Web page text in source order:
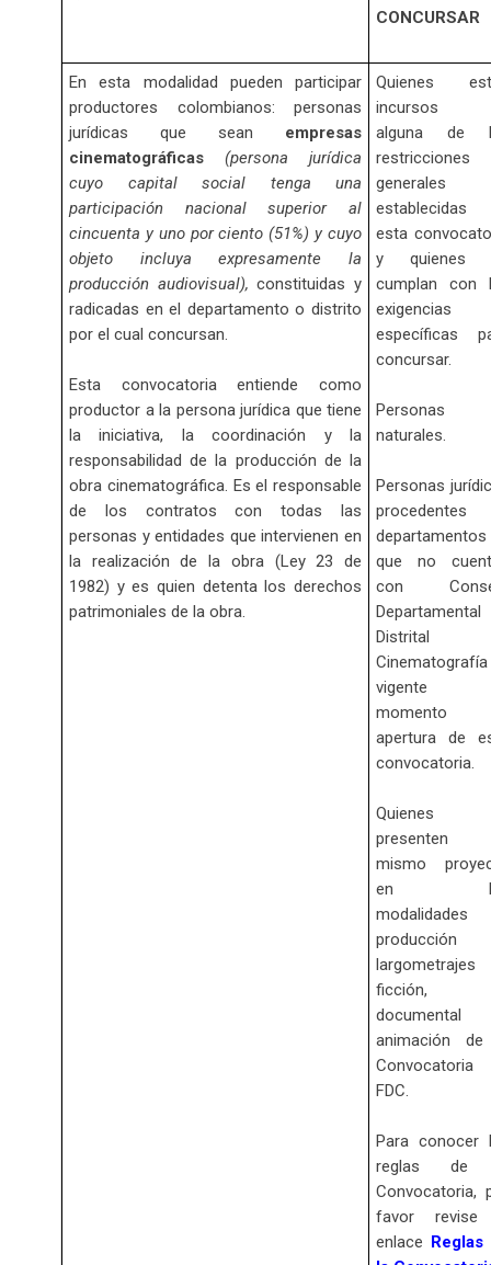
CONCURSAR
En esta modalidad pueden participar
productores colombianos: personas
jurídicas que sean empresas
cinematográficas (persona jurídica
cuyo capital social tenga una
participación nacional superior al
cincuenta y uno por ciento (51%) y cuyo
objeto incluya expresamente la
producción audiovisual),constituidas y
radicadas en el departamento o distrito
por el cual concursan.
Esta convocatoria entiende como
productor a la persona jurídica que tiene
la iniciativa, la coordinación y la
responsabilidad de la producción de la
obra cinematográfica. Es el responsable
de los contratos con todas las
personas y entidades que intervienen en
la realización de la obra (Ley 23 de
1982) y es quien detenta los derechos
patrimoniales de la obra.
Quienes
incursos
alguna de
restricciones
generales
establecidas
esta
y quienes
cumplan con
exigencias
específicas
concursar.
Personas
naturales.
Personas
procedentes
departamentos
que no
con
Distrital
Cinematografía
vigente
momento
apertura de
convocatoria.
Quienes
presenten
mismo
en
modalidades
producción
largometrajes
ficción,
animación
Convocatoria
FDC.
Para conocer
reglas de
Convocatoria,
favor revise
enlace
Reglas